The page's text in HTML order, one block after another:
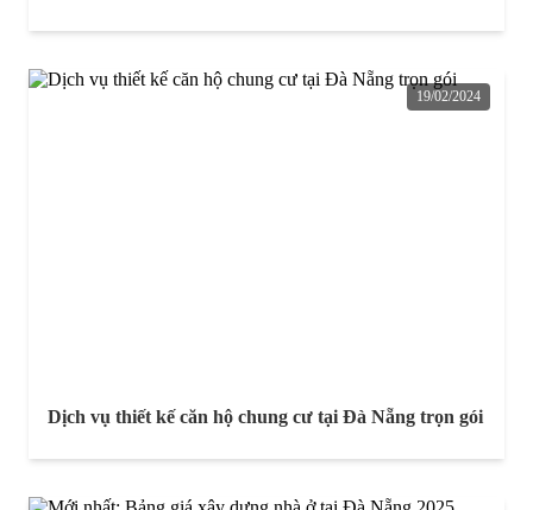
19/02/2024
Dịch vụ thiết kế căn hộ chung cư tại Đà Nẵng trọn gói